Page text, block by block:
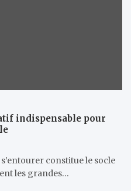
indispensable pour
constitue le socle
les grandes…